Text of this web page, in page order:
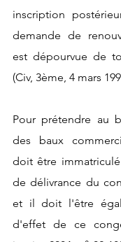
inscription
demande de
est dépourvue de
(Civ, 3ème, 4 mars
Pour prétendre au
des baux
doit être
de délivrance du
et il doit l'être
d'effet de ce